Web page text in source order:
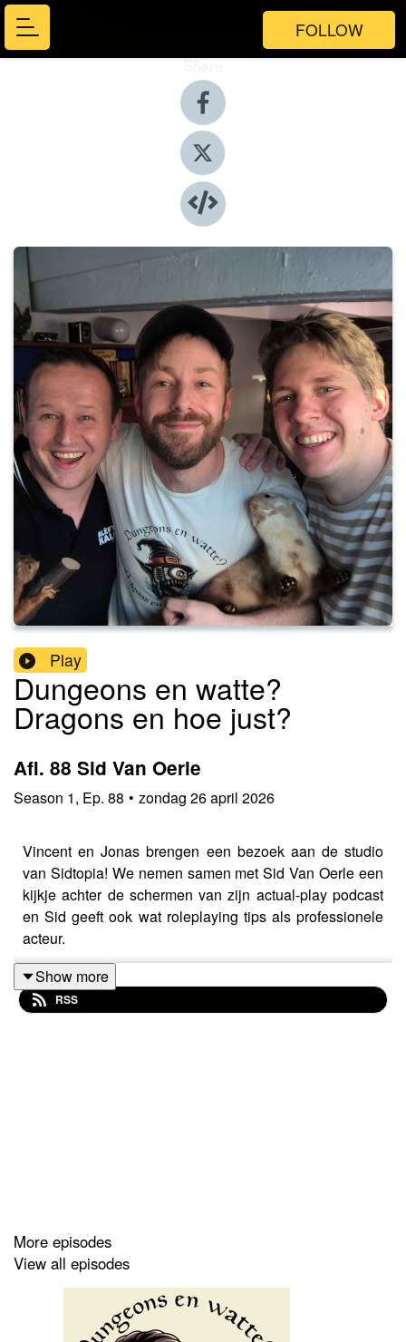
FOLLOW
Share
Play
Dungeons en watte?
Dragons en hoe just?
Afl. 88 Sid Van Oerle
Season 1, Ep. 88 • zondag 26 april 2026
Vincent en Jonas brengen een bezoek aan de studio
van Sidtopia! We nemen samen met Sid Van Oerle een
kijkje achter de schermen van zijn actual-play podcast
en Sid geeft ook wat roleplaying tips als professionele
acteur.
Vind ons hier:
Show more
RSS
More episodes
View all episodes